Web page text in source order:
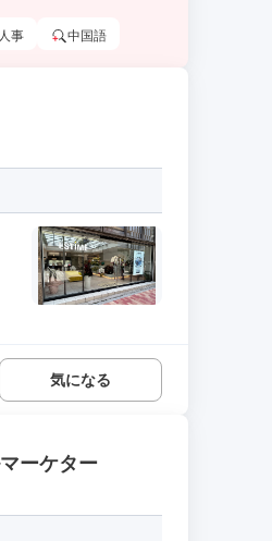
人事 中国語
気になる
ーケター